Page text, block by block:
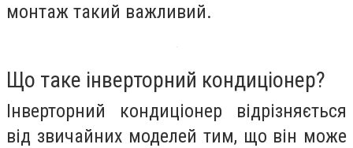
монтаж такий важливий.
Що таке інверторний кондиціонер?
Інверторний кондиціонер відрізняється
від звичайних моделей тим, що він може